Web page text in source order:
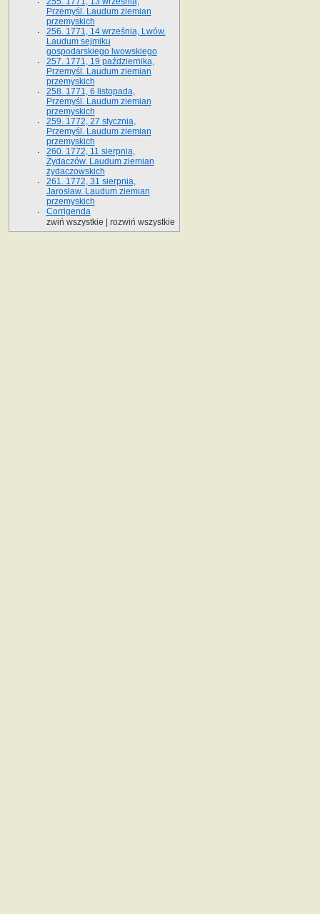
Przemyśl. Laudum ziemian
przemyskich
256. 1771, 14 września, Lwów.
Laudum sejmiku
gospodarskiego lwowskiego
257. 1771, 19 października,
Przemyśl. Laudum ziemian
przemyskich
258. 1771, 6 listopada,
Przemyśl. Laudum ziemian
przemyskich
259. 1772, 27 stycznia,
Przemyśl. Laudum ziemian
przemyskich
260. 1772, 11 sierpnia,
Żydaczów. Laudum ziemian
żydaczowskich
261. 1772, 31 sierpnia,
Jarosław. Laudum ziemian
przemyskich
Corrigenda
zwiń wszystkie
rozwiń wszystkie